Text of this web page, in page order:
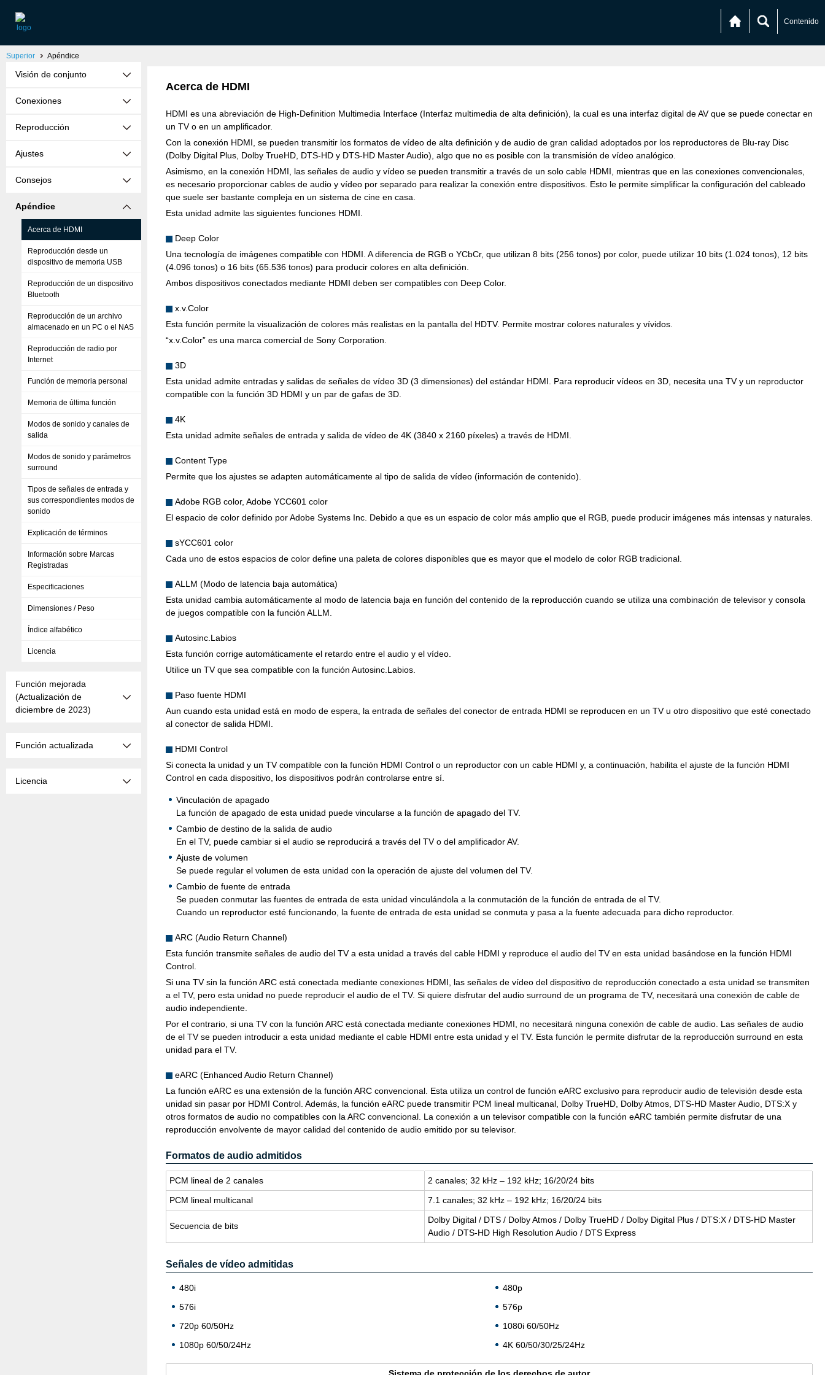
Contenido
Superior Apéndice
Visión de conjunto
Conexiones
Reproducción
Ajustes
Consejos
Apéndice
Acerca de HDMI
Reproducción desde un
dispositivo de memoria USB
Reproducción de un dispositivo
Bluetooth
Reproducción de un archivo
almacenado en un PC o el NAS
Reproducción de radio por
Internet
Función de memoria personal
Memoria de última función
Modos de sonido y canales de
salida
Modos de sonido y parámetros
surround
Tipos de señales de entrada y
sus correspondientes modos de
sonido
Explicación de términos
Información sobre Marcas
Registradas
Especificaciones
Dimensiones / Peso
Índice alfabético
Licencia
Función mejorada
(Actualización de
diciembre de 2023)
Función actualizada
Licencia
Acerca de HDMI
HDMI es una abreviación de High-Definition Multimedia Interface (Interfaz multimedia de alta definición), la cual es una interfaz digital de AV que se puede conectar en
un TV o en un amplificador.
Con la conexión HDMI, se pueden transmitir los formatos de vídeo de alta definición y de audio de gran calidad adoptados por los reproductores de Blu-ray Disc
(Dolby Digital Plus, Dolby TrueHD, DTS-HD y DTS-HD Master Audio), algo que no es posible con la transmisión de vídeo analógico.
Asimismo, en la conexión HDMI, las señales de audio y vídeo se pueden transmitir a través de un solo cable HDMI, mientras que en las conexiones convencionales,
es necesario proporcionar cables de audio y vídeo por separado para realizar la conexión entre dispositivos. Esto le permite simplificar la configuración del cableado
que suele ser bastante compleja en un sistema de cine en casa.
Esta unidad admite las siguientes funciones HDMI.
Deep Color
Una tecnología de imágenes compatible con HDMI. A diferencia de RGB o YCbCr, que utilizan 8 bits (256 tonos) por color, puede utilizar 10 bits (1.024 tonos), 12 bits
(4.096 tonos) o 16 bits (65.536 tonos) para producir colores en alta definición.
Ambos dispositivos conectados mediante HDMI deben ser compatibles con Deep Color.
x.v.Color
Esta función permite la visualización de colores más realistas en la pantalla del HDTV. Permite mostrar colores naturales y vívidos.
“x.v.Color” es una marca comercial de Sony Corporation.
3D
Esta unidad admite entradas y salidas de señales de vídeo 3D (3 dimensiones) del estándar HDMI. Para reproducir vídeos en 3D, necesita una TV y un reproductor
compatible con la función 3D HDMI y un par de gafas de 3D.
4K
Esta unidad admite señales de entrada y salida de vídeo de 4K (3840 x 2160 píxeles) a través de HDMI.
Content Type
Permite que los ajustes se adapten automáticamente al tipo de salida de vídeo (información de contenido).
Adobe RGB color, Adobe YCC601 color
El espacio de color definido por Adobe Systems Inc. Debido a que es un espacio de color más amplio que el RGB, puede producir imágenes más intensas y naturales.
sYCC601 color
Cada uno de estos espacios de color define una paleta de colores disponibles que es mayor que el modelo de color RGB tradicional.
ALLM (Modo de latencia baja automática)
Esta unidad cambia automáticamente al modo de latencia baja en función del contenido de la reproducción cuando se utiliza una combinación de televisor y consola
de juegos compatible con la función ALLM.
Autosinc.Labios
Esta función corrige automáticamente el retardo entre el audio y el vídeo.
Utilice un TV que sea compatible con la función Autosinc.Labios.
Paso fuente HDMI
Aun cuando esta unidad está en modo de espera, la entrada de señales del conector de entrada HDMI se reproducen en un TV u otro dispositivo que esté conectado
al conector de salida HDMI.
HDMI Control
Si conecta la unidad y un TV compatible con la función HDMI Control o un reproductor con un cable HDMI y, a continuación, habilita el ajuste de la función HDMI
Control en cada dispositivo, los dispositivos podrán controlarse entre sí.
Vinculación de apagado
La función de apagado de esta unidad puede vincularse a la función de apagado del TV.
Cambio de destino de la salida de audio
En el TV, puede cambiar si el audio se reproducirá a través del TV o del amplificador AV.
Ajuste de volumen
Se puede regular el volumen de esta unidad con la operación de ajuste del volumen del TV.
Cambio de fuente de entrada
Se pueden conmutar las fuentes de entrada de esta unidad vinculándola a la conmutación de la función de entrada de el TV.
Cuando un reproductor esté funcionando, la fuente de entrada de esta unidad se conmuta y pasa a la fuente adecuada para dicho reproductor.
ARC (Audio Return Channel)
Esta función transmite señales de audio del TV a esta unidad a través del cable HDMI y reproduce el audio del TV en esta unidad basándose en la función HDMI
Control.
Si una TV sin la función ARC está conectada mediante conexiones HDMI, las señales de vídeo del dispositivo de reproducción conectado a esta unidad se transmiten
a el TV, pero esta unidad no puede reproducir el audio de el TV. Si quiere disfrutar del audio surround de un programa de TV, necesitará una conexión de cable de
audio independiente.
Por el contrario, si una TV con la función ARC está conectada mediante conexiones HDMI, no necesitará ninguna conexión de cable de audio. Las señales de audio
de el TV se pueden introducir a esta unidad mediante el cable HDMI entre esta unidad y el TV. Esta función le permite disfrutar de la reproducción surround en esta
unidad para el TV.
eARC (Enhanced Audio Return Channel)
La función eARC es una extensión de la función ARC convencional. Esta utiliza un control de función eARC exclusivo para reproducir audio de televisión desde esta
unidad sin pasar por HDMI Control. Además, la función eARC puede transmitir PCM lineal multicanal, Dolby TrueHD, Dolby Atmos, DTS-HD Master Audio, DTS:X y
otros formatos de audio no compatibles con la ARC convencional. La conexión a un televisor compatible con la función eARC también permite disfrutar de una
reproducción envolvente de mayor calidad del contenido de audio emitido por su televisor.
Formatos de audio admitidos
PCM li­neal de 2 ca­na­les
2 ca­na­les; 32 kHz – 192 kHz; 16/20/24 bits
PCM li­neal mul­ti­ca­nal
7.1 ca­na­les; 32 kHz – 192 kHz; 16/20/24 bits
Se­cuen­cia de bits
Dolby Di­gi­tal / DTS / Dolby Atmos / Dolby TrueHD / Dolby Di­gi­tal Plus / DTS:X / DTS-HD Mas­ter
Audio / DTS-HD High Re­so­lu­tion Audio / DTS Ex­press
Señales de vídeo admitidas
480i
480p
576i
576p
720p 60/50Hz
1080i 60/50Hz
1080p 60/50/24Hz
4K 60/50/30/25/24Hz